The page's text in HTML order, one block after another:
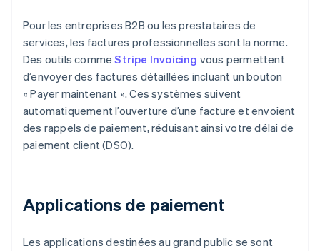
Pour les entreprises B2B ou les prestataires de
services, les factures professionnelles sont la norme.
Des outils commeStripe Invoicing vous permettent
d’envoyer des factures détaillées incluant un bouton
« Payer maintenant ». Ces systèmes suivent
automatiquement l’ouverture d’une facture et envoient
des rappels de paiement, réduisant ainsi votre délai de
paiement client (DSO).
Applications de paiement
Les applications destinées au grand public se sont